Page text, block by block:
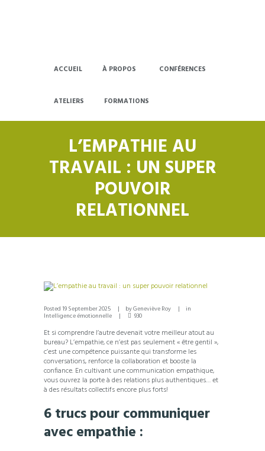
ACCUEIL À PROPOS CONFÉRENCES
ATELIERS FORMATIONS
L’EMPATHIE AU
TRAVAIL : UN SUPER
POUVOIR
RELATIONNEL
Posted19 September 2025 byGeneviève Roy in
Intelligence émotionnelle 930
Et si comprendre l’autre devenait votre meilleur atout au
bureau? L’empathie, ce n’est pas seulement « être gentil »,
c’est une compétence puissante qui transforme les
conversations, renforce la collaboration et booste la
confiance. En cultivant une communication empathique,
vous ouvrez la porte à des relations plus authentiques… et
à des résultats collectifs encore plus forts!
6 trucs pour communiquer
avec empathie :